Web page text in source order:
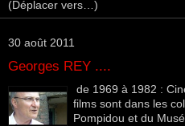
30 août 2011
Georges REY ....
de 1969 à 1982 :
films sont dans les
Pompidou et du